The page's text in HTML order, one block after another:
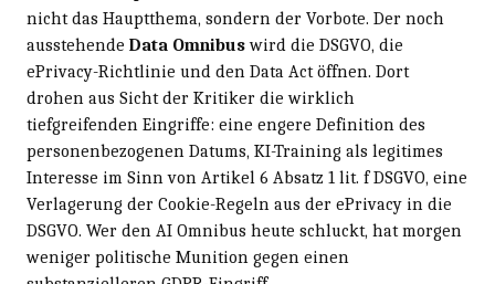
nicht das Hauptthema, sondern der Vorbote. Der noch
ausstehende Data Omnibuswird die DSGVO, die
ePrivacy-Richtlinie und den Data Act öffnen. Dort
drohen aus Sicht der Kritiker die wirklich
tiefgreifenden Eingriffe: eine engere Definition des
personenbezogenen Datums, KI-Training als legitimes
Interesse im Sinn von Artikel 6 Absatz 1 lit. f DSGVO, eine
Verlagerung der Cookie-Regeln aus der ePrivacy in die
DSGVO. Wer den AI Omnibus heute schluckt, hat morgen
weniger politische Munition gegen einen